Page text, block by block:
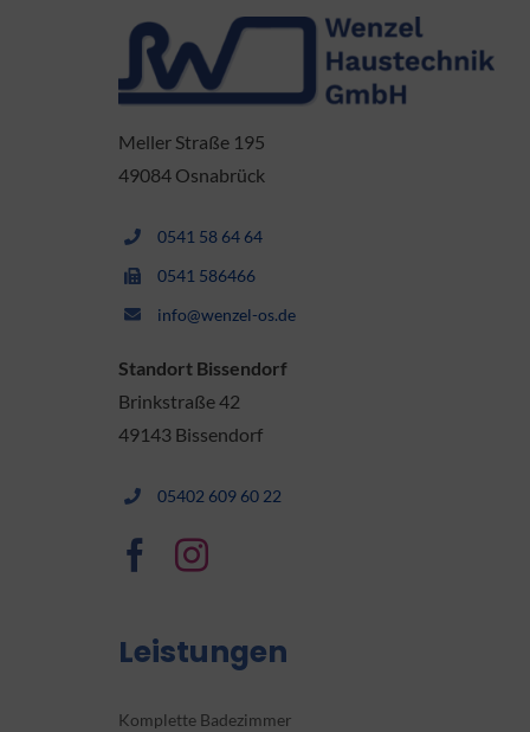
Meller Straße 195
49084 Osnabrück
0541 58 64 64
0541 586466
info@wenzel-os.de
Standort Bissendorf
Brinkstraße 42
49143 Bissendorf
05402 609 60 22
Leistungen
Komplette Badezimmer